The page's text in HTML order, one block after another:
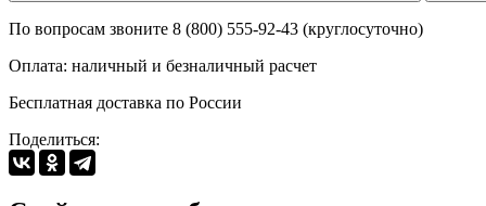
По вопросам звоните 8 (800) 555-92-43 (круглосуточно)
Оплата: наличный и безналичный расчет
Бесплатная доставка по России
Поделиться: